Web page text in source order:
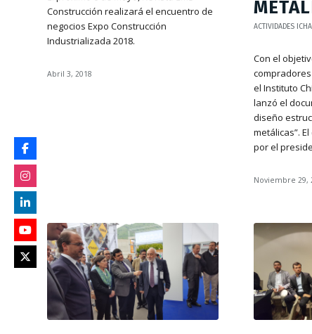
Construcción realizará el encuentro de
negocios Expo Construcción
Industrializada 2018.
Abril 3, 2018
ACTIVIDADES ICHA
Con el
el Instituto
lanzó el
diseño
metálicas”.
por el
Noviembre 29,